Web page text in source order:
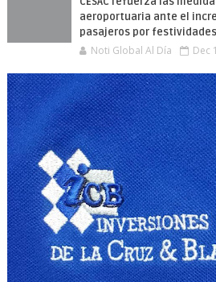
aeroportuaria ante el
pasajeros por
Noti Global Al Día Dec